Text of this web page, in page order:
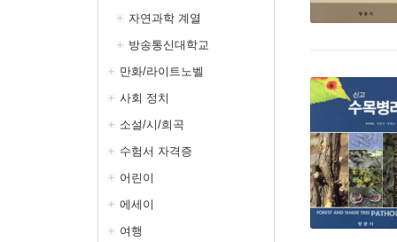
자연과학 계열
방송통신대학교
만화/라이트노벨
사회 정치
소설/시/희곡
수험서 자격증
어린이
에세이
여행